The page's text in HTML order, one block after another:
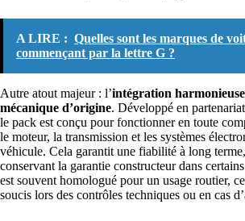
A LIRE : Quelles sont les marques de
commençant par la lettre G ?
Autre atout majeur : l’intégration
mécanique d’origine. Développé en
le pack est conçu pour fonctionner en toute
le moteur, la transmission et les systèmes
véhicule. Cela garantit une fiabilité à long
conservant la garantie constructeur dans
est souvent homologué pour un usage routier,
soucis lors des contrôles techniques ou en cas